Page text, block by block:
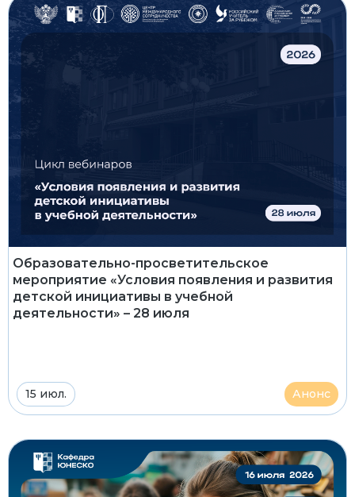
Образовательно-просветительское
мероприятие «Условия появления и развития
детской инициативы в учебной
деятельности» – 28 июля
15 июл. Анонс